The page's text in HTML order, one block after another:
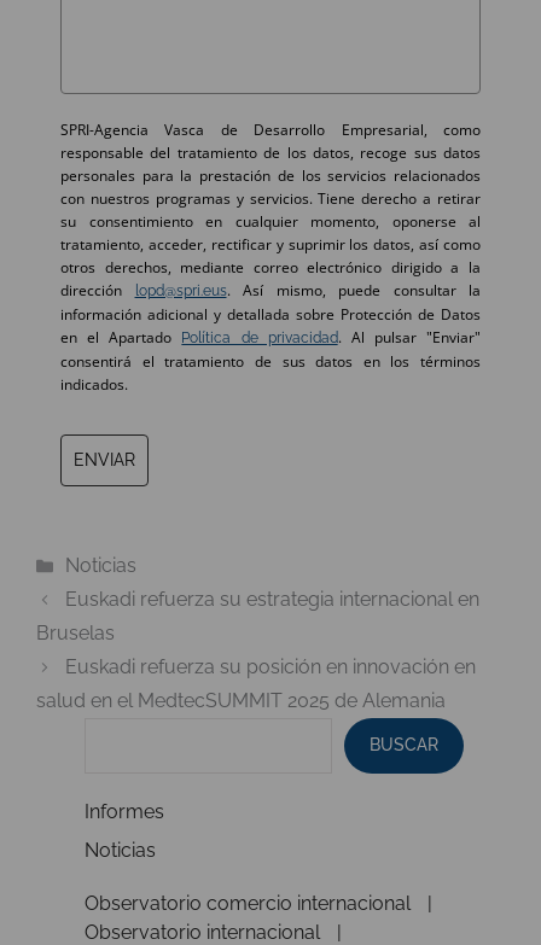
SPRI-Agencia Vasca de Desarrollo Empresarial, como
responsable del tratamiento de los datos, recoge sus datos
personales para la prestación de los servicios relacionados
con nuestros programas y servicios. Tiene derecho a retirar
su consentimiento en cualquier momento, oponerse al
tratamiento, acceder, rectificar y suprimir los datos, así como
otros derechos, mediante correo electrónico dirigido a la
dirección
lopd@spri.eus. Así mismo, puede consultar la
información adicional y detallada sobre Protección de Datos
en el Apartado
Política de privacidad. Al pulsar "Enviar"
consentirá el tratamiento de sus datos en los términos
indicados.
ENVIAR
Categorías
Noticias
Euskadi refuerza su estrategia internacional en
Bruselas
Euskadi refuerza su posición en innovación en
salud en el MedtecSUMMIT 2025 de Alemania
BUSCAR
Informes
Noticias
Observatorio comercio internacional
Observatorio internacional